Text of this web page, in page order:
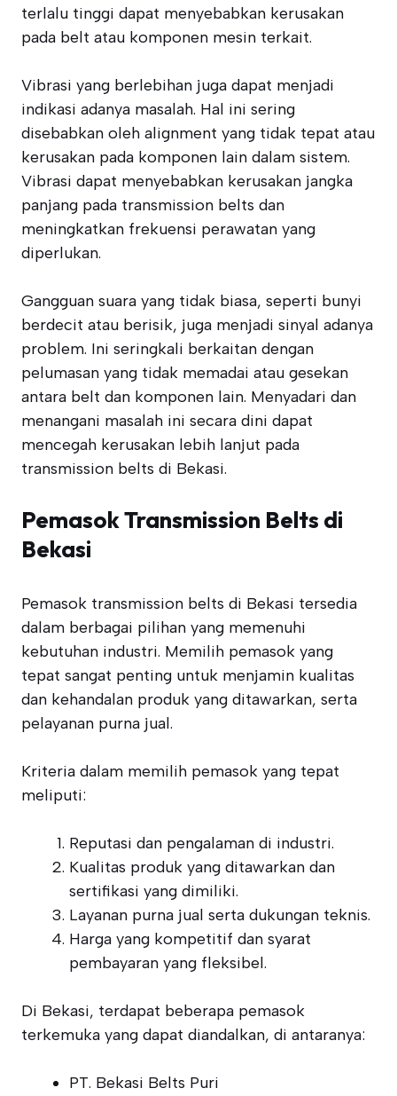
terlalu tinggi dapat menyebabkan kerusakan
pada belt atau komponen mesin terkait.
Vibrasi yang berlebihan juga dapat menjadi
indikasi adanya masalah. Hal ini sering
disebabkan oleh alignment yang tidak tepat atau
kerusakan pada komponen lain dalam sistem.
Vibrasi dapat menyebabkan kerusakan jangka
panjang pada transmission belts dan
meningkatkan frekuensi perawatan yang
diperlukan.
Gangguan suara yang tidak biasa, seperti bunyi
berdecit atau berisik, juga menjadi sinyal adanya
problem. Ini seringkali berkaitan dengan
pelumasan yang tidak memadai atau gesekan
antara belt dan komponen lain. Menyadari dan
menangani masalah ini secara dini dapat
mencegah kerusakan lebih lanjut pada
transmission belts di Bekasi.
Pemasok Transmission Belts di
Bekasi
Pemasok transmission belts di Bekasi tersedia
dalam berbagai pilihan yang memenuhi
kebutuhan industri. Memilih pemasok yang
tepat sangat penting untuk menjamin kualitas
dan kehandalan produk yang ditawarkan, serta
pelayanan purna jual.
Kriteria dalam memilih pemasok yang tepat
meliputi:
Reputasi dan pengalaman di industri.
Kualitas produk yang ditawarkan dan
sertifikasi yang dimiliki.
Layanan purna jual serta dukungan teknis.
Harga yang kompetitif dan syarat
pembayaran yang fleksibel.
Di Bekasi, terdapat beberapa pemasok
terkemuka yang dapat diandalkan, di antaranya:
PT. Bekasi Belts Puri